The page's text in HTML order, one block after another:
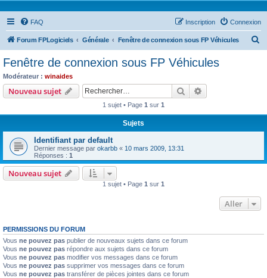
FAQ Connexion
Inscription
Forum FPLogiciels Générale Fenêtre de connexion sous FP Véhicules
Fenêtre de connexion sous FP Véhicules
Modérateur : winaides
Nouveau sujet Rechercher
1 sujet • Page 1 sur 1
Sujets
Identifiant par default
Dernier message par okarbb « 10 mars 2009, 13:31
Réponses : 1
Nouveau sujet
1 sujet • Page 1 sur 1
Aller
PERMISSIONS DU FORUM
Vous ne pouvez pas publier de nouveaux sujets dans ce forum
Vous ne pouvez pas répondre aux sujets dans ce forum
Vous ne pouvez pas modifier vos messages dans ce forum
Vous ne pouvez pas supprimer vos messages dans ce forum
Vous ne pouvez pas transférer de pièces jointes dans ce forum